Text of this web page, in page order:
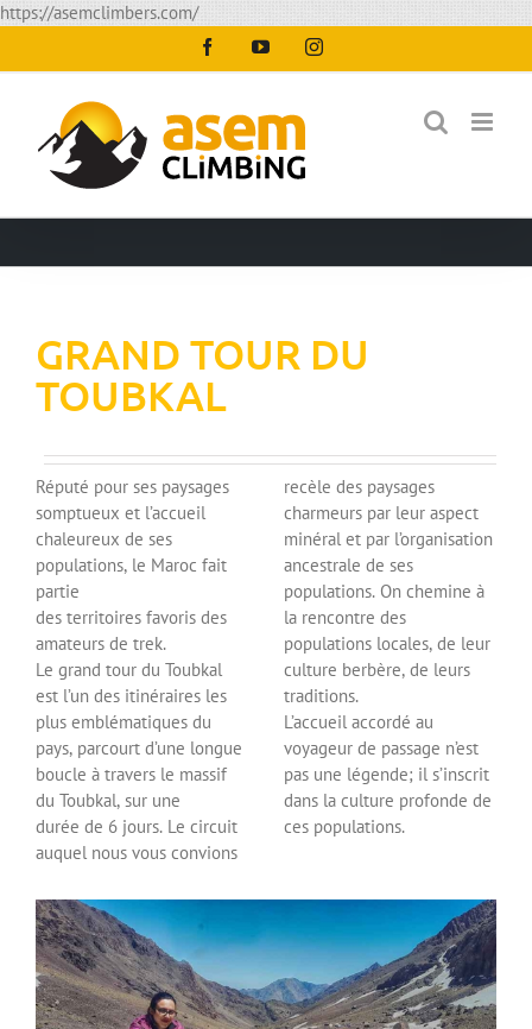
https://asemclimbers.com/Passer
au
contenu
FacebookYouTubeInstagram
GRAND TOUR DU
TOUBKAL
Réputé pour ses paysages
somptueux et l’accueil
chaleureux de ses
populations, le Maroc fait
partie
des territoires favoris des
amateurs de trek.
Le grand tour du Toubkal
est l’un des itinéraires les
plus emblématiques du
pays, parcourt d’une longue
boucle à travers le massif
du Toubkal, sur une
durée de 6 jours. Le circuit
auquel nous vous convions
recèle des paysages
charmeurs par leur aspect
minéral et par l’organisation
ancestrale de ses
populations. On chemine à
la rencontre des
populations locales, de leur
culture berbère, de leurs
traditions.
L’accueil accordé au
voyageur de passage n’est
pas une légende; il s’inscrit
dans la culture profonde de
ces populations.